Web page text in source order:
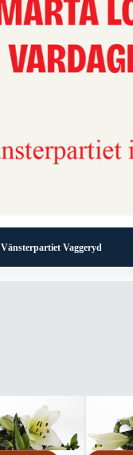
Vänsterpartiet Vaggeryd